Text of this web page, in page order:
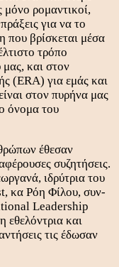
ρομαντικοί,
για να το
που βρίσκεται μέσα
τρόπο
και στον
(ERA) για εμάς και
στον πυρήνα μας
όνομα του
έθεσαν
συζητήσεις.
ιδρύτρια του
κα Ρόη Φίλου, συν-
Leadership
εθελόντρια και
τις έδωσαν